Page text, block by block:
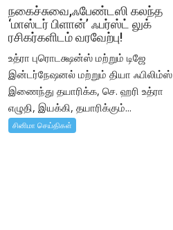
நகைச்சுவை,ஃபேண்டஸி கலந்த
‘மாஸ்டர் பிளான்’ ஃபர்ஸ்ட் லுக்
ரசிகர்களிடம் வரவேற்பு!
உத்ரா புரொடக்ஷன்ஸ் மற்றும் டிஜே
இன்டர்நேஷனல் மற்றும் தியா ஃபிலிம்ஸ்
இணைந்து தயாரிக்க, செ. ஹரி உத்ரா
எழுதி, இயக்கி, தயாரிக்கும்...
சினிமா செய்திகள்